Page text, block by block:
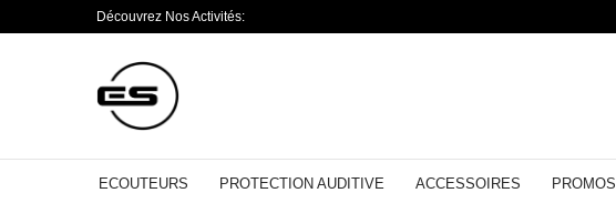
Découvrez Nos Activités:
ECOUTEURS PROTECTION AUDITIVE ACCESSOIRES PROMOS